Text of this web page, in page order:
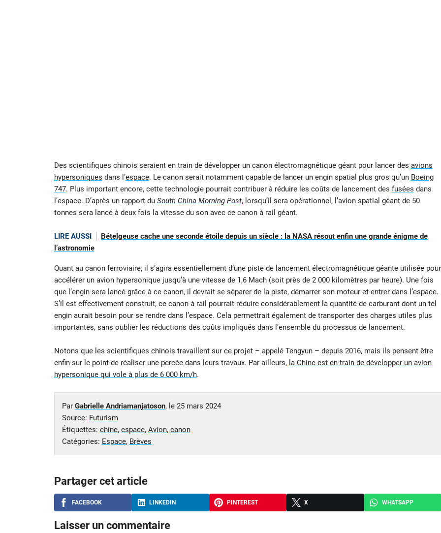
Des scientifiques chinois seraient en train de développer un canon électromagnétique géant pour lancer des avions
hypersoniques dans l’espace. Le canon serait notamment capable de lancer un engin spatial plus gros qu’un Boeing
747. Plus important encore, cette technologie pourrait contribuer à réduire les coûts de lancement des fusées dans
l’espace. D’après un rapport du South China Morning Post, lorsqu’il sera opérationnel, l’avion spatial géant de 50
tonnes sera lancé à deux fois la vitesse du son avec ce canon à rail géant.
LIRE AUSSI
Bételgeuse cache une seconde étoile depuis un siècle : la NASA résout enfin une grande énigme de
l’astronomie
Quant au canon ferroviaire, il s’agira essentiellement d’une piste de lancement électromagnétique géante utilisée pour
accélérer un avion hypersonique jusqu’à une vitesse de 1,6 Mach (soit près de 2 000 kilomètres par heure). Une fois
que l’engin sera lancé grâce à ce canon, il devrait se séparer de la piste, démarrer son moteur et entrer dans l’espace.
S’il est effectivement construit, ce canon à rail pourrait réduire considérablement la quantité de carburant dont un tel
engin aurait besoin pour se rendre dans l’espace. Cela permettrait également de transporter des charges utiles plus
importantes, sans oublier les réductions des coûts impliqués dans l’ensemble du processus de lancement.
Notons que les scientifiques chinois travaillent sur ce projet – appelé Tengyun – depuis 2016, mais ils pensent être
enfin sur le point de réaliser une percée dans leurs travaux. Par ailleurs, la Chine est en train de développer un avion
hypersonique qui vole à plus de 6 000 km/h.
Par Gabrielle Andriamanjatoson, le 25 mars 2024
Source: Futurism
Étiquettes: chine, espace, Avion, canon
Catégories: Espace, Brèves
Partager cet article
FACEBOOK LINKEDIN PINTEREST X WHATSAPP
Laisser un commentaire